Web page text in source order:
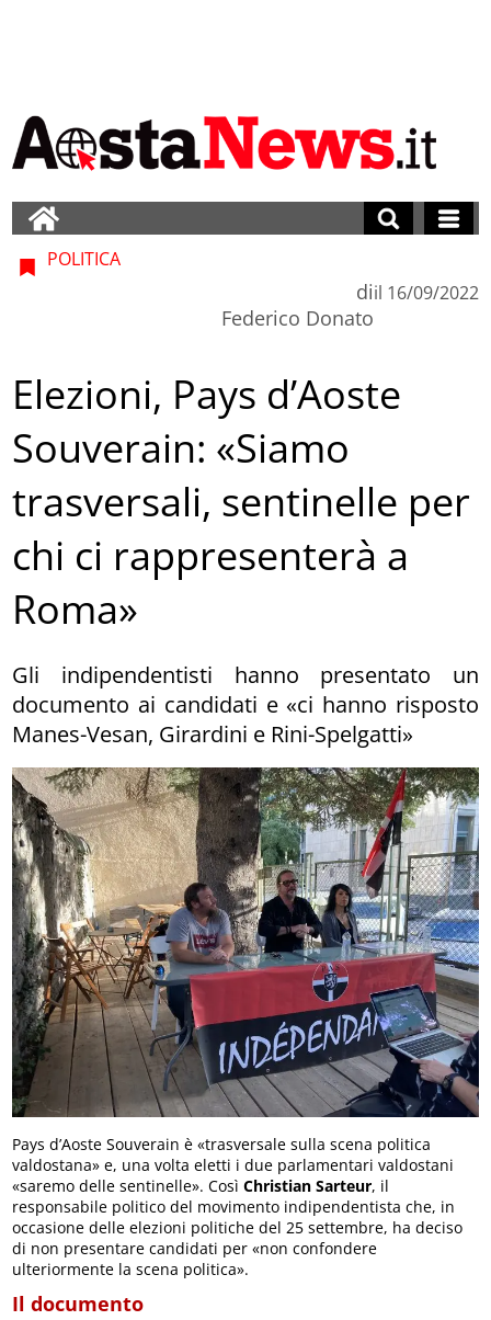
POLITICA
di
Federico Donato
il 16/09/2022
Elezioni, Pays d’Aoste
Souverain: «Siamo
trasversali, sentinelle per
chi ci rappresenterà a
Roma»
Gli indipendentisti hanno presentato un
documento ai candidati e «ci hanno risposto
Manes-Vesan, Girardini e Rini-Spelgatti»
Pays d’Aoste Souverain è «trasversale sulla scena politica
valdostana» e, una volta eletti i due parlamentari valdostani
«saremo delle sentinelle». CosìChristian Sarteur, il
responsabile politico del movimento indipendentista che, in
occasione delle elezioni politiche del 25 settembre, ha deciso
di non presentare candidati per «non confondere
ulteriormente la scena politica».
Il documento